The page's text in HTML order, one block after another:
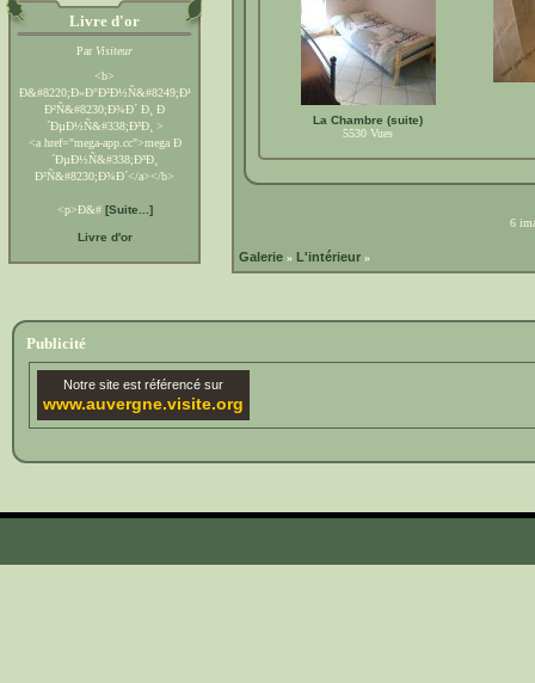
Livre d'or
Par Visiteur
<b>
Ð&#8220;Ð»Ð°Ð²Ð½Ñ&#8249;Ð¹
Ð²Ñ&#8230;Ð¾Ð´ Ð¸ Ð
´ÐµÐ½Ñ&#338;Ð³Ð¸ >
<a href="mega-app.cc">mega Ð
´ÐµÐ½Ñ&#338;Ð³Ð¸
Ð²Ñ&#8230;Ð¾Ð´</a></b>
<p>Ð&# [Suite...]
Livre d'or
La Chambre (suite)
5530 Vues
6
Galerie » L'intérieur »
Publicité
Notre site est référencé sur
www.auvergne.visite.org